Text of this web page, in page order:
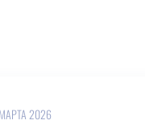
2026